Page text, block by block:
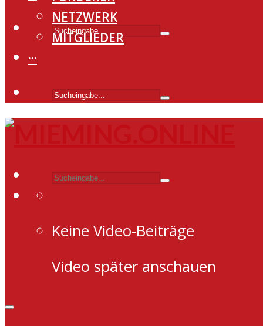
NETZWERK
MITGLIEDER
···
Keine Video-Beiträge
Video später anschauen